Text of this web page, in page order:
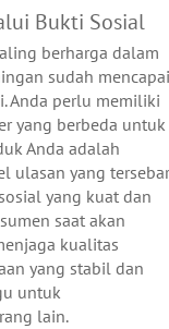
Bukti Sosial
berharga dalam
sudah mencapai
Anda perlu memiliki
yang berbeda untuk
Anda adalah
ulasan yang tersebar
yang kuat dan
saat akan
kualitas
yang stabil dan
untuk
lain.